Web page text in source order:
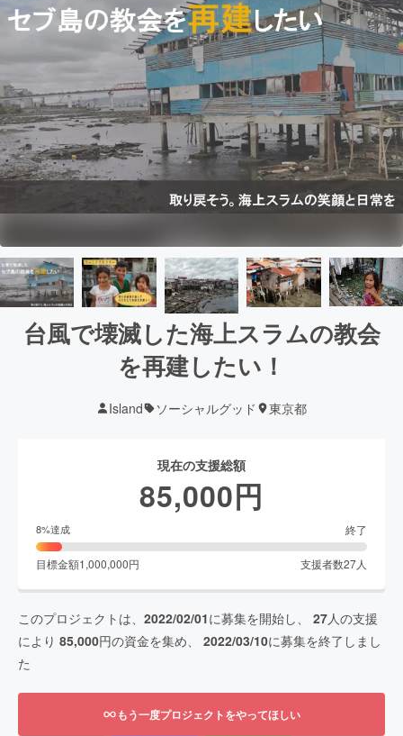
台風で壊滅した海上スラムの教会
を再建したい！
Island ソーシャルグッド 東京都
現在の支援総額
85,000円
8%達成 終了
目標金額1,000,000円 支援者数27人
このプロジェクトは、 2022/02/01に募集を開始し、 27人の支援
により 85,000円の資金を集め、 2022/03/10に募集を終了しまし
た
もう一度プロジェクトをやってほしい